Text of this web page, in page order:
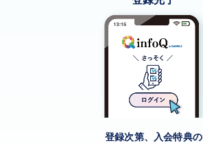
登録次第、入会特典の